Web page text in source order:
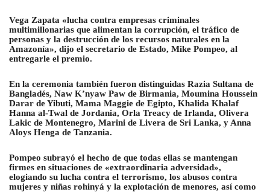
Vega Zapata «lucha contra empresas criminales
multimillonarias que alimentan la corrupción, el tráfico de
personas y la destrucción de los recursos naturales en la
Amazonía», dijo el secretario de Estado, Mike Pompeo, al
entregarle el premio.
En la ceremonia también fueron distinguidas Razia Sultana de
Bangladés, Naw K’nyaw Paw de Birmania, Moumina Houssein
Darar de Yibuti, Mama Maggie de Egipto, Khalida Khalaf
Hanna al-Twal de Jordania, Orla Treacy de Irlanda, Olivera
Lakic de Montenegro, Marini de Livera de Sri Lanka, y Anna
Aloys Henga de Tanzania.
Pompeo subrayó el hecho de que todas ellas se mantengan
firmes en situaciones de «extraordinaria adversidad»,
elogiando su lucha contra el terrorismo, los abusos contra
mujeres y niñas rohinyá y la explotación de menores, así como